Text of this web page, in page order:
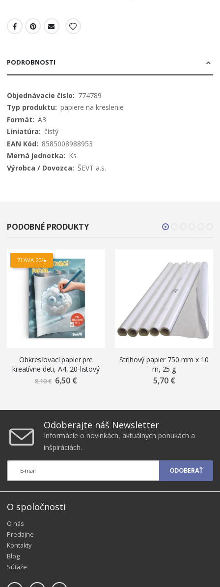
PODROBNOSTI
Viac
informácií
774789
papiere na kreslenie
A3
čistý
8585008988953
Ks
ŠEVT a.s.
PODOBNÉ PRODUKTY
ZĽAVA 20%
Obkresľovací papier pre
kreatívne deti, A4, 20-listový
blok
8,10 € Znížená
cena
6,50 €
Strihový papier 750 mm x 10
m, 25 g
5,70 €
Odoberajte náš Newsletter
Informácie o novinkách, aktuálnych ponukách a
inšpiráciách.
ODOBERAŤ
O spoločnosti
O nás
Predajne
Kontakty
Blog
Súťaže